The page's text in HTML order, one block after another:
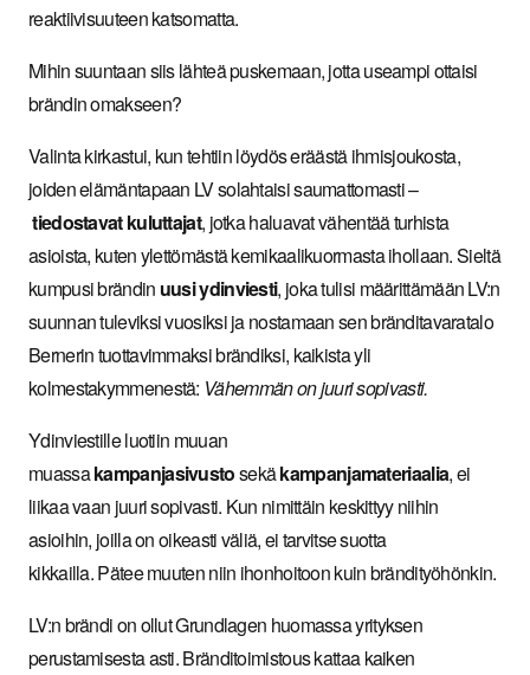
reaktiivisuuteen katsomatta.
Mihin suuntaan siis lähteä puskemaan, jotta useampi ottaisi
brändin omakseen?
Valinta kirkastui, kun tehtiin löydös eräästä ihmisjoukosta,
joiden elämäntapaan LV solahtaisi saumattomasti –
tiedostavat kuluttajat, jotka haluavat vähentää turhista
asioista, kuten ylettömästä kemikaalikuormasta ihollaan. Sieltä
kumpusi brändin uusiydinviesti, joka tulisi määrittämään LV:n
suunnan tuleviksi vuosiksi ja nostamaan sen bränditavaratalo
Bernerin tuottavimmaksi brändiksi, kaikista yli
kolmestakymmenestä: Vähemmän on juuri sopivasti.
Ydinviestille luotiin muuan
muassakampanjasivustosekäkampanjamateriaalia, ei
liikaa vaan juuri sopivasti. Kun nimittäin keskittyy niihin
asioihin, joilla on oikeasti väliä, ei tarvitse suotta
kikkailla. Pätee muuten niin ihonhoitoon kuin brändityöhönkin.
LV:n brändi on ollut Grundlagen huomassa yrityksen
perustamisesta asti. Bränditoimistous kattaa kaiken